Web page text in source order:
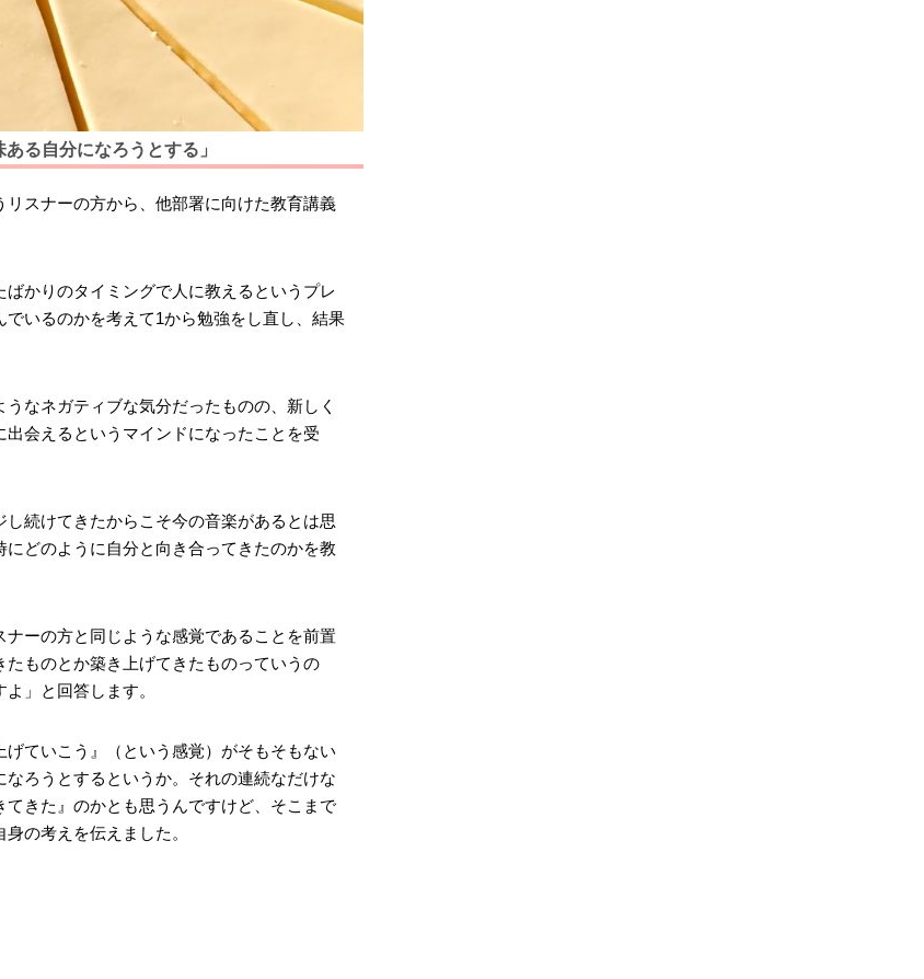
る自分になろうとする」
スナーの方から、他部署に向けた教育講義
かりのタイミングで人に教えるというプレ
いるのかを考えて1から勉強をし直し、結果
なネガティブな気分だったものの、新しく
会えるというマインドになったことを受
続けてきたからこそ今の音楽があるとは思
どのように自分と向き合ってきたのかを教
ーの方と同じような感覚であることを前置
ものとか築き上げてきたものっていうの
」と回答します。
げていこう』（という感覚）がそもそもない
ろうとするというか。それの連続なだけな
きた』のかとも思うんですけど、そこまで
の考えを伝えました。